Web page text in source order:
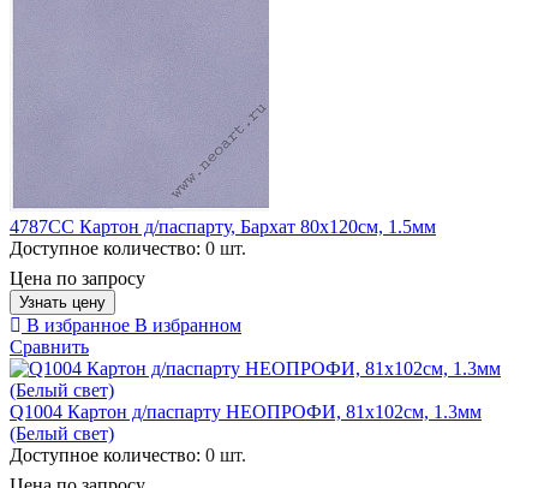
4787CC Картон д/паспарту, Бархат 80x120см, 1.5мм
Доступное количество: 0 шт.
Цена по запросу
Узнать цену
В избранное В избранном
Сравнить
Q1004 Картон д/паспарту НЕОПРОФИ, 81x102см, 1.3мм
(Белый свет)
Доступное количество: 0 шт.